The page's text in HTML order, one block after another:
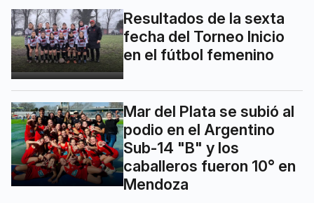
Resultados de la sexta
fecha del Torneo Inicio
en el fútbol femenino
Mar del Plata se subió al
podio en el Argentino
Sub-14 "B" y los
caballeros fueron 10° en
Mendoza